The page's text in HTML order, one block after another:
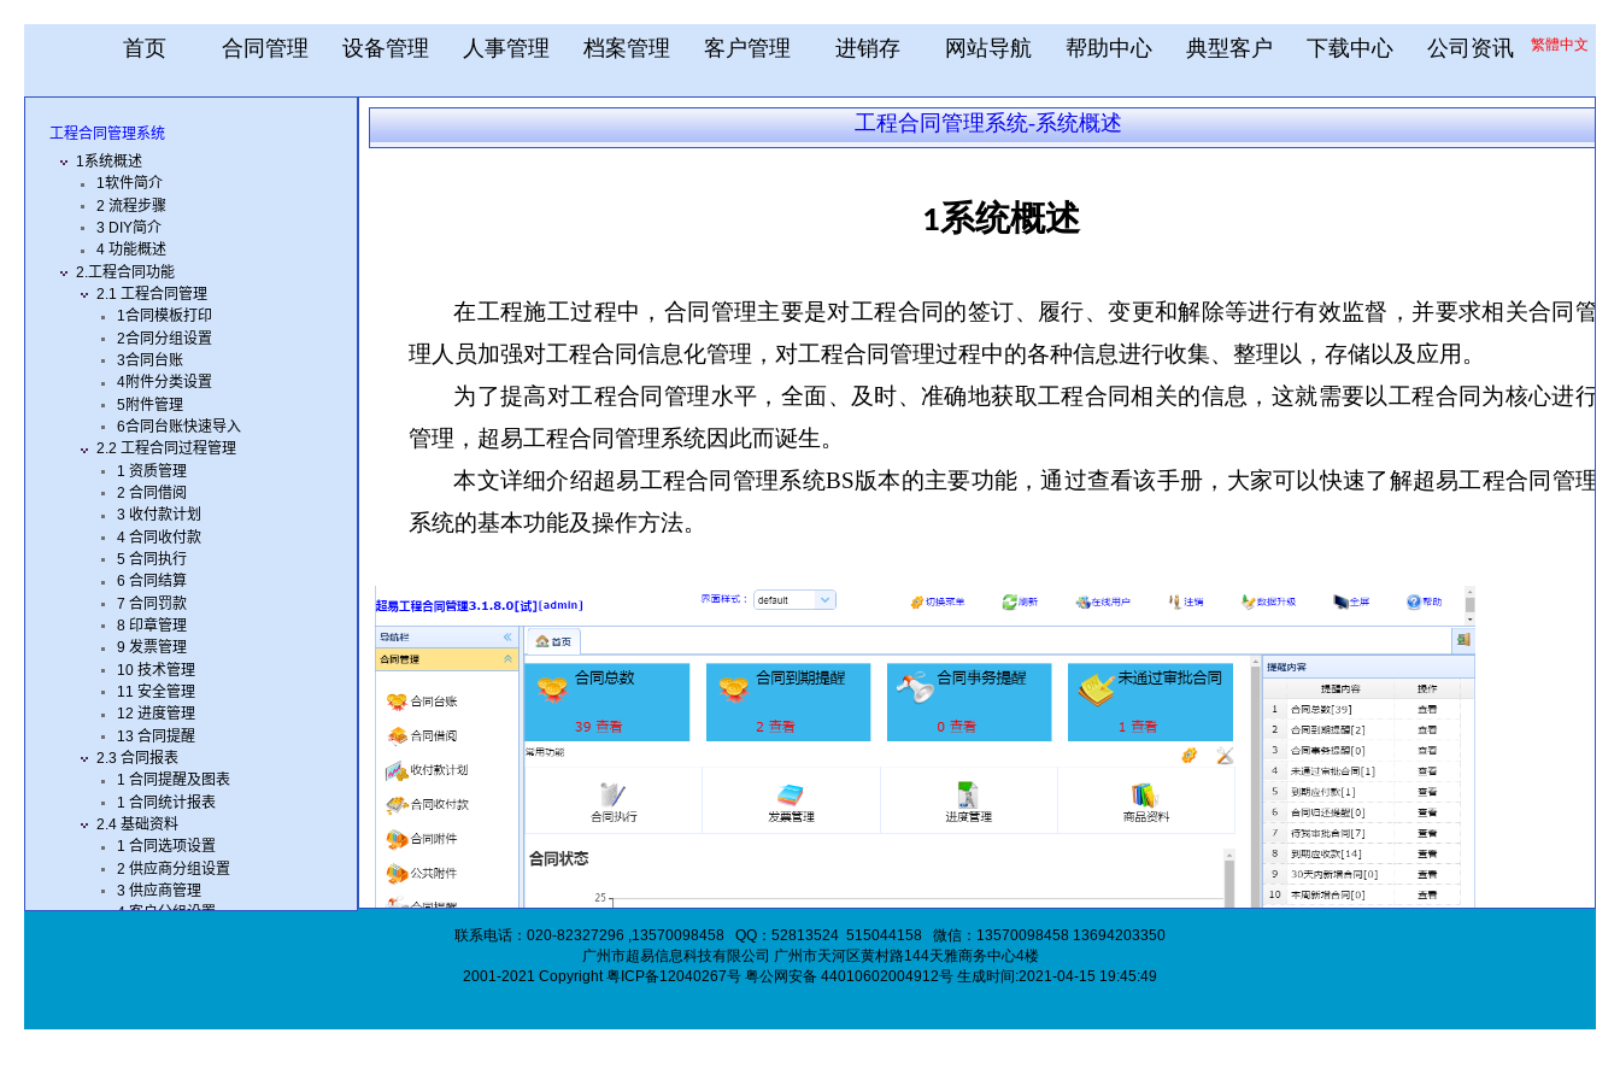
首页 合同管理 设备管理 人事管理 档案管理 客户管理 进销存 网站导航 帮助中心 典型客户 下载中心 公司资讯 繁體中文
联系电话：020-82327296 ,13570098458 QQ：52813524 515044158 微信：13570098458 13694203350
广州市超易信息科技有限公司 广州市天河区黄村路144天雅商务中心4楼
2001-2021 Copyright粤ICP备12040267号 粤公网安备 44010602004912号 生成时间:2021-04-15 19:45:49